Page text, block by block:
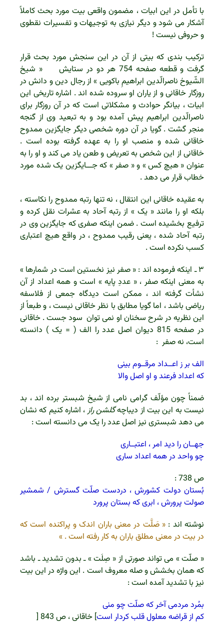
با تأمل در این ابیات ، مضمون واقعی بیت مورد بحث کاملاً
آشکار می شود و دیگر نیازی به توجیهات و تفسیرات نقطوی
و حروفی نیست !
ترکیب بندی که بیتی از آن در این سنجش مورد بحث قرار
گرفت و قطعه صفحه 754 هر دو در ستایش « شیخ
الشّیوخ ناصرالّدین ابراهیمِ باکویی » از رجال دین و دانش در
روزگار خاقانی و از یاران او سروده شده اند . اشاره تاریخی این
ابیات ، بیانگر حوادث و مشکلاتی است که در آن روزگار برای
ناصرالّدین ابراهیم پیش آمده بود و به تبعید وی از گنجه
منجر گشت . گویا در آن دوره شخصی دیگر جایگزین ممدوح
خاقانی شده و منصب او را به عهده گرفته بوده است .
خاقانی از این شخص به تعریض و طعن یاد می کند و او را به
عنوان « هیچ کس » و « صفر » که جـــایگزین یک شده مورد
خطاب قرار می دهد .
به عقیده خاقانی این انتقال ، نه تنها رتبه ممدوح را نکاسته ،
بلکه او را مانند « یک » از رتبه آحاد به عشرات نقل کرده و
ترفیع بخشیده است . ضمن اینکه صفری که جایگزین وی در
رتبه آحاد شده ، یعنی رقیب ممدوح ، در واقع هیچ اعتباری
کسب نکرده است .
۳ ـ اینکه فرموده اند : « صفر نیز نخستین است در شمارها »
به معنی اینکه صفر ، « عددِ پایه » است و همه اعداد از آن
نشأت گرفته اند ، ممکن است دیدگاه جمعی از فلاسفه
ریاضی باشد ، اما گویا مطابق با نظر خاقانی نیست ، و طبعاً از
این نظریه در شرح سخنان او نمی توان سود جست . خاقانی
در صفحه 815 دیوان اصل عدد را الف ( = یک ) دانسته
است، نه صفر :
الف بر ز اعــداد مرقــوم بینی
که اعداد فرعند و او اصل والا
ضمناً چون مؤلّف گرامی نامی از شیخ شبستر برده اند ، بد
نیست به این بیت از دیباچهگلشن راز، اشاره کنیم که نشان
می دهد شبستری نیز اصل عدد را یک می دانسته است :
جهــان را دید امر ، اعتبــاری
چو واحد در همه اعداد ساری
ص 738 :
بُستان دولت کشورش ، دردست صلّت گسترش / شمشیر
صولت پرورش ، ابری که بستان پرورد
نوشته اند : « صَلَّت در معنی باران اندک و پراکنده است که
در بیت در معنی مطلق باران به کار رفته است . »
« صلّت » می تواند صورتی از « صِلَت » ـ بدون تشدید ـ باشد
که همان بخشش و صله معروف است . این واژه در این بیت
نیز با تشدید آمده است :
بمُرد مردمی آخر که صلّت چو منی
کم از قراضه معلول قلب کردار است] خاقانی ، ص 843 [